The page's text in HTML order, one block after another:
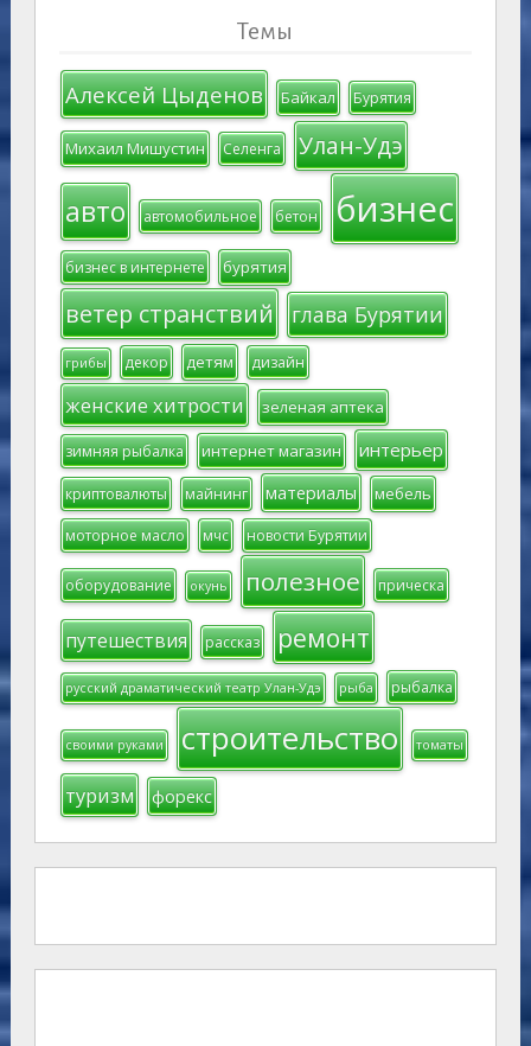
Темы
Алексей Цыденов Байкал Бурятия
Михаил Мишустин Селенга Улан-Удэ
авто автомобильное бетон бизнес
бизнес в интернете бурятия
ветер странствий глава Бурятии
грибы декор детям дизайн
женские хитрости зеленая аптека
зимняя рыбалка интернет магазин интерьер
криптовалюты майнинг материалы мебель
моторное масло мчс новости Бурятии
оборудование окунь полезное прическа
путешествия рассказ ремонт
русский драматический театр Улан-Удэ рыба рыбалка
своими руками строительство томаты
туризм форекс